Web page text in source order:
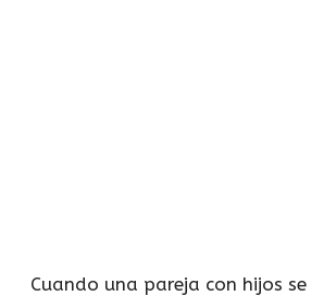
Cuando una pareja con hijos se